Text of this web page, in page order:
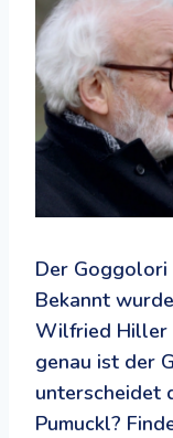
Der Goggolori
Bekannt
Wilfried Hiller
genau ist der
unterscheidet
Pumuckl?